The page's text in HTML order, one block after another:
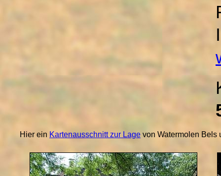
Hier ein Kartenausschnitt zur Lage von Watermolen Bels